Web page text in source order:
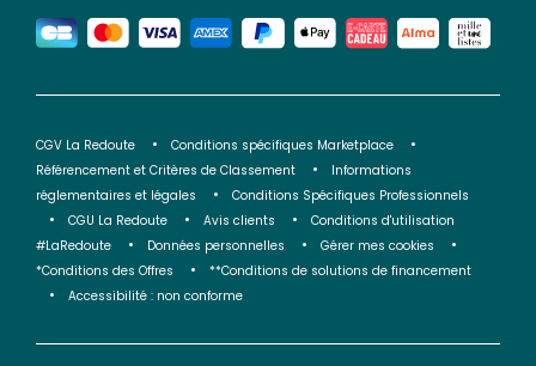
CGV La Redoute
Conditions spécifiques Marketplace
Référencement et Critères de Classement
Informations
réglementaires et légales
Conditions Spécifiques Professionnels
CGU La Redoute
Avis clients
Conditions d'utilisation
#LaRedoute
Données personnelles
Gérer mes cookies
*Conditions des Offres
**Conditions de solutions de financement
Accessibilité : non conforme